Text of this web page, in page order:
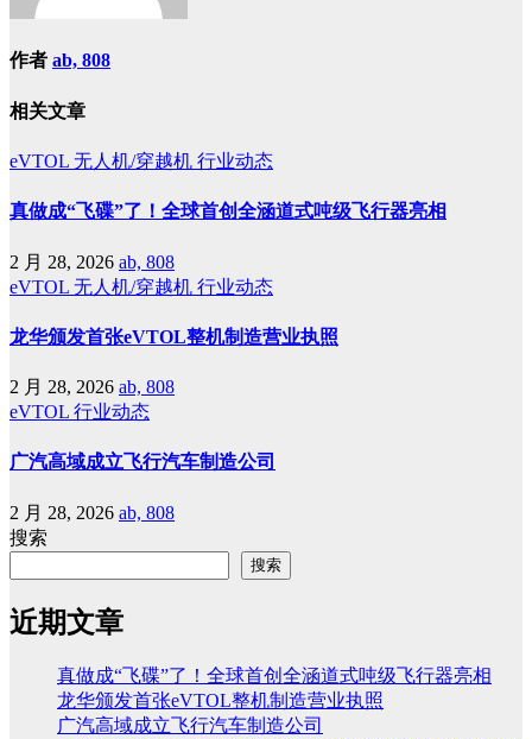
作者 ab, 808
相关文章
eVTOL 无人机/穿越机 行业动态
真做成“飞碟”了！全球首创全涵道式吨级飞行器亮相
2 月 28, 2026 ab, 808
eVTOL 无人机/穿越机 行业动态
龙华颁发首张eVTOL整机制造营业执照
2 月 28, 2026 ab, 808
eVTOL 行业动态
广汽高域成立飞行汽车制造公司
2 月 28, 2026 ab, 808
搜索
搜索
近期文章
真做成“飞碟”了！全球首创全涵道式吨级飞行器亮相
龙华颁发首张eVTOL整机制造营业执照
广汽高域成立飞行汽车制造公司